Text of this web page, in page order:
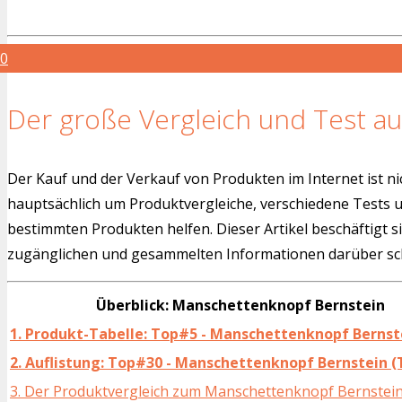
Der große Vergleich und Test
Der Kauf und der Verkauf von Produkten im Internet ist
hauptsächlich um Produktvergleiche, verschiedene Tests
bestimmten Produkten helfen. Dieser Artikel beschäftigt
zugänglichen und gesammelten Informationen darüber
Überblick: Manschettenknopf Bernstein
1. Produkt-Tabelle: Top#5 - Manschettenknopf
2. Auflistung: Top#30 - Manschettenknopf Bernstein
3. Der Produktvergleich zum Manschettenknopf Bernstein